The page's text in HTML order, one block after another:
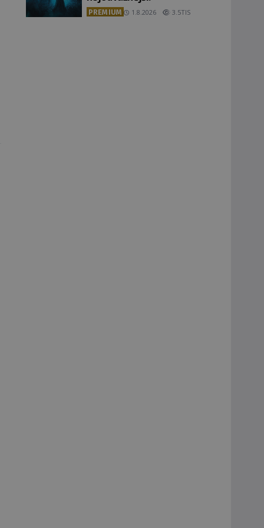
PREMIUM 1.8.2026 3.5TIS